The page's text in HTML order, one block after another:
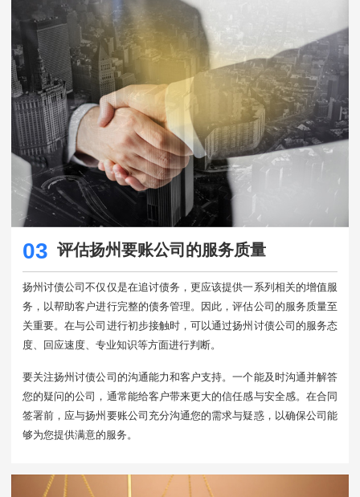
03 评估扬州要账公司的服务质量
扬州讨债公司不仅仅是在追讨债务，更应该提供一系列相关的增值服
务，以帮助客户进行完整的债务管理。因此，评估公司的服务质量至
关重要。在与公司进行初步接触时，可以通过扬州讨债公司的服务态
度、回应速度、专业知识等方面进行判断。
要关注扬州讨债公司的沟通能力和客户支持。一个能及时沟通并解答
您的疑问的公司，通常能给客户带来更大的信任感与安全感。在合同
签署前，应与扬州要账公司充分沟通您的需求与疑惑，以确保公司能
够为您提供满意的服务。